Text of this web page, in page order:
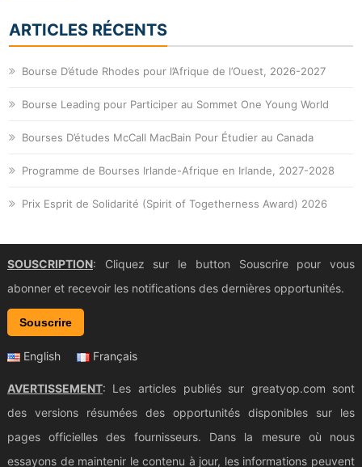
ARTICLES RÉCENTS
Bourse D’étude Rhodes pour l’Afrique de l’Ouest, 2026-2027
Bourse Leading pour Participer au Sommet One Young World
Bourses D’études McCall MacBain Pour Étudier au Canada
Programme de Bourses Irlande-Afrique en Irlande, 2027-2028
Prix Esprit de Solidarité (Spirit of Togetherness Award) 2026
SOUSCRIPTION: Cliquez sur le button Souscrire pour vous
abonner et recevoir les notifications des dernières opportunités.
Souscrire
English Français
AVERTISSEMENT: Les articles publiés sur greatyop.com sont
des versions résumées des opportunités disponibles sur les
pages officielles des fournisseurs. Dans la mesure où nous
essayons de maintenir le contenu à jour, les informations peuvent